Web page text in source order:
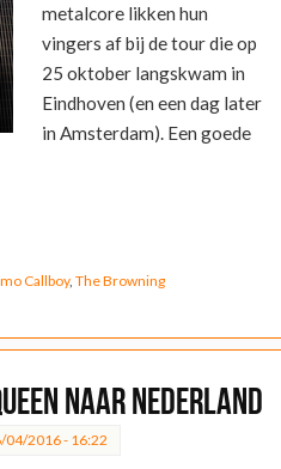
metalcore likken hun
vingers af bij de tour die op
25 oktober langskwam in
Eindhoven (en een dag later
in Amsterdam). Een goede
Callboy, The Browning
naar Nederland
04/2016 - 16:22